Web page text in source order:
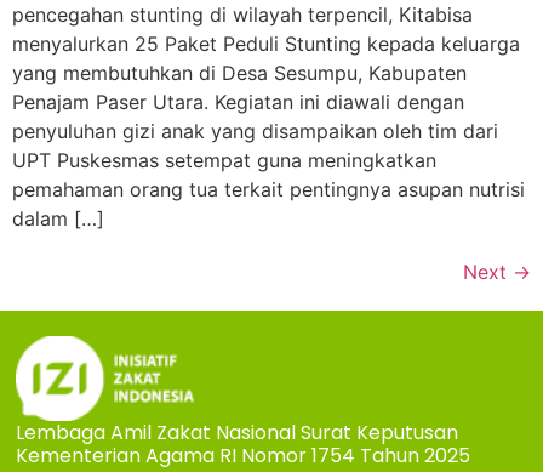
pencegahan stunting di wilayah terpencil, Kitabisa
menyalurkan 25 Paket Peduli Stunting kepada keluarga
yang membutuhkan di Desa Sesumpu, Kabupaten
Penajam Paser Utara. Kegiatan ini diawali dengan
penyuluhan gizi anak yang disampaikan oleh tim dari
UPT Puskesmas setempat guna meningkatkan
pemahaman orang tua terkait pentingnya asupan nutrisi
dalam […]
Next →
Lembaga Amil Zakat Nasional Surat Keputusan
Kementerian Agama RI Nomor 1754 Tahun 2025